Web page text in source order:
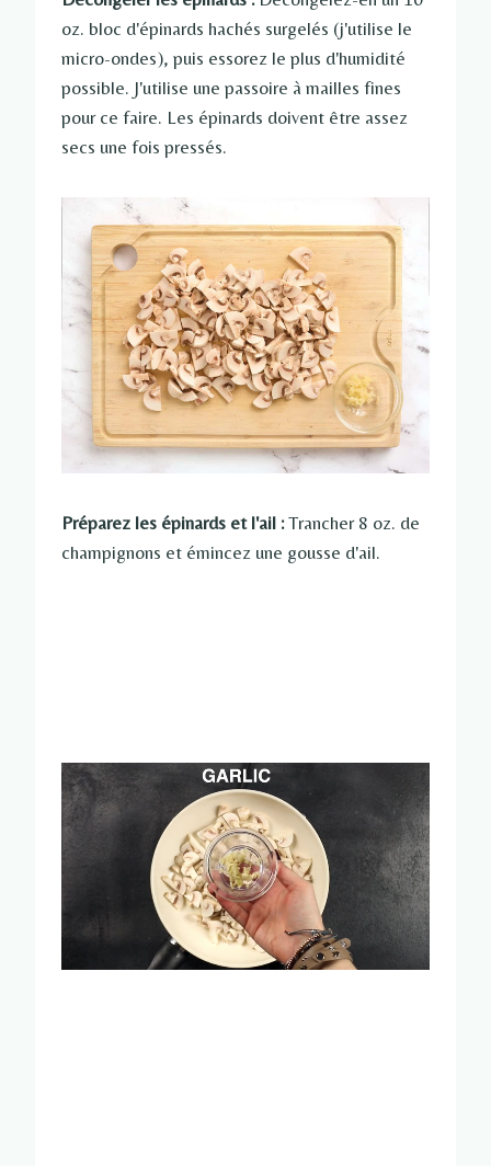
oz. bloc d'épinards hachés surgelés (j'utilise le
micro-ondes), puis essorez le plus d'humidité
possible. J'utilise une passoire à mailles fines
pour ce faire. Les épinards doivent être assez
secs une fois pressés.
Préparez les épinards et l'ail :Trancher 8 oz. de
champignons et émincez une gousse d'ail.